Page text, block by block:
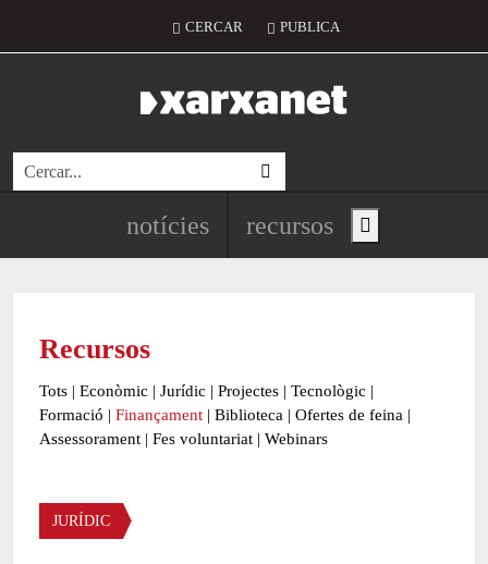
Menú del compte d'usuari
CERCAR PUBLICA
Cerca
Navegació principal de
notícies recursos Show main menu
Recursos
Tots | Econòmic | Jurídic | Projectes | Tecnològic |
Formació | Finançament | Biblioteca | Ofertes de feina |
Assessorament | Fes voluntariat | Webinars
Àmbit
JURÍDIC